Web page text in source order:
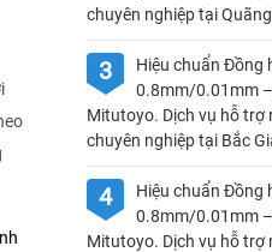
chuyên nghiệp tại
3
Hiệu chuẩn Đồng
0.8mm/0.01mm
Mitutoyo. Dịch vụ hỗ trợ
chuyên nghiệp tại Bắc
4
Hiệu chuẩn Đồng
0.8mm/0.01mm
Mitutoyo. Dịch vụ hỗ trợ